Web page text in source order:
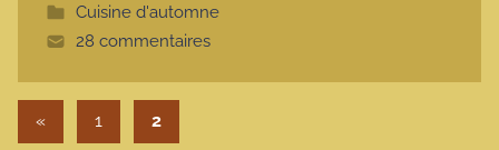
Cuisine d'automne
28 commentaires
Pagination des publications
«Publications précédentes
1 2